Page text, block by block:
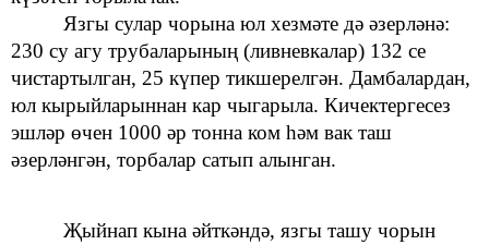
Язгы сулар чорына юл хезмәте дә әзерләнә:
230 су агу трубаларының (ливневкалар) 132 се
чистартылган, 25 күпер тикшерелгән. Дамбалардан,
юл кырыйларыннан кар чыгарыла. Кичектергесез
эшләр өчен 1000 әр тонна ком һәм вак таш
әзерләнгән, торбалар сатып алынган.
Җыйнап кына әйткәндә, язгы ташу чорын